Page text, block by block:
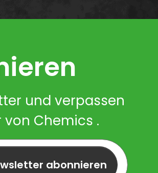
und verpassen
von Chemics .
abonnieren